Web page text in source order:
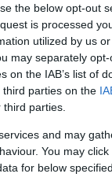
the below opt-out
is processed
utilized by us
may separately
on the IAB’s list of
parties on the
parties.
and may
You may
for below
ήταν βαριά
εξετέθησαν
της
«υπό